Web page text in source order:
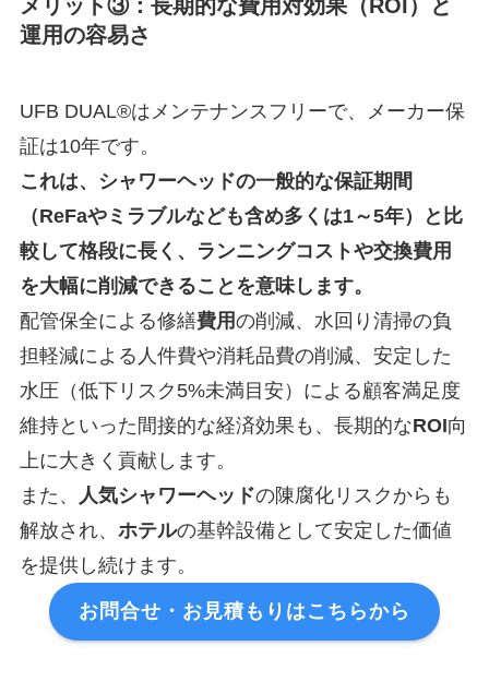
メリット③：長期的な費用対効果（ROI）と
運用の容易さ
UFB DUAL®はメンテナンスフリーで、メーカー保
証は10年です。
これは、シャワーヘッドの一般的な保証期間
（ReFaやミラブルなども含め多くは1～5年）と比
較して格段に長く、ランニングコストや交換費用
を大幅に削減できることを意味します。
配管保全による修繕費用の削減、水回り清掃の負
担軽減による人件費や消耗品費の削減、安定した
水圧（低下リスク5%未満目安）による顧客満足度
維持といった間接的な経済効果も、長期的なROI向
上に大きく貢献します。
また、
人気シャワーヘッドの陳腐化リスクからも
解放され、 ホテルの基幹設備として安定した価値
を提供し続けます。
お問合せ・お見積もりはこちらから